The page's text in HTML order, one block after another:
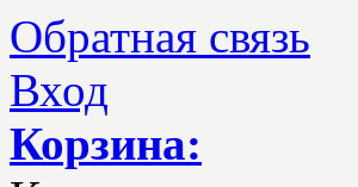
Обратная связь
Вход
Корзина: